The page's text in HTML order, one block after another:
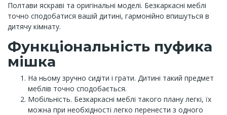
Полтави яскраві та оригінальні моделі. Безкаркасні меблі
точно сподобатися вашій дитині, гармонійно впишуться в
дитячу кімнату.
Функціональність пуфика
мішка
На ньому зручно сидіти і грати. Дитині такий предмет
меблів точно сподобається.
Мобільність. Безкаркасні меблі такого плану легкі, їх
можна при необхідності легко перенести з одного